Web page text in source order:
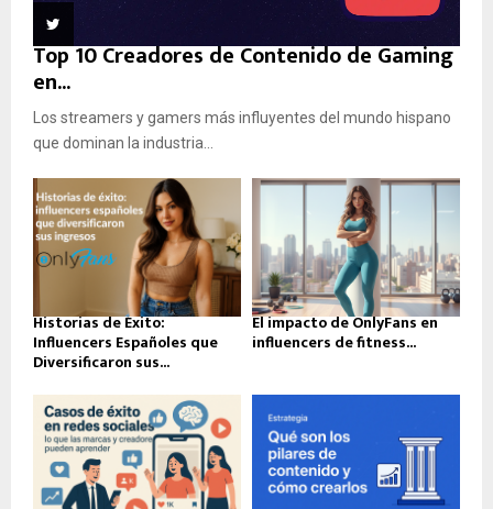
Top 10 Creadores de Contenido de Gaming
en...
Los streamers y gamers más influyentes del mundo hispano
que dominan la industria...
Historias de Éxito:
Influencers Españoles que
Diversificaron sus...
El impacto de OnlyFans en
influencers de fitness...